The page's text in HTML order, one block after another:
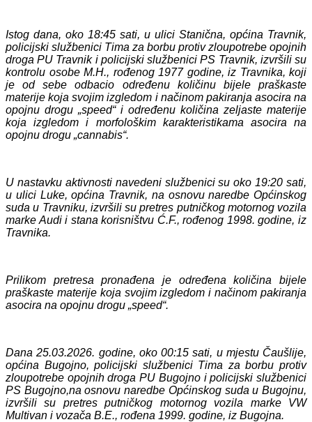
Istog dana, oko 18:45 sati, u ulici Stanična, općina Travnik,
policijski službenici Tima za borbu protiv zloupotrebe opojnih
droga PU Travnik i policijski službenici PS Travnik, izvršili su
kontrolu osobe M.H., rođenog 1977 godine, iz Travnika, koji
je od sebe odbacio određenu količinu bijele praškaste
materije koja svojim izgledom i načinom pakiranja asocira na
opojnu drogu „speed“ i određenu količina zeljaste materije
koja izgledom i morfološkim karakteristikama asocira na
opojnu drogu „cannabis“.
U nastavku aktivnosti navedeni službenici su oko 19:20 sati,
u ulici Luke, općina Travnik, na osnovu naredbe Općinskog
suda u Travniku, izvršili su pretres putničkog motornog vozila
marke Audi i stana korisništvu Ć.F., rođenog 1998. godine, iz
Travnika.
Prilikom pretresapronađena je određena količina bijele
praškaste materije koja svojim izgledom i načinom pakiranja
asocira na opojnu drogu „speed“.
Dana 25.03.2026. godine, oko 00:15 sati, u mjestu Čaušlije,
općina Bugojno, policijski službenici Tima za borbu protiv
zloupotrebe opojnih droga PU Bugojno i policijski službenici
PS Bugojno,na osnovu naredbe Općinskog suda u Bugojnu,
izvršili su pretres putničkog motornog vozila marke VW
Multivan i vozača B.E., rođena 1999. godine, iz Bugojna.